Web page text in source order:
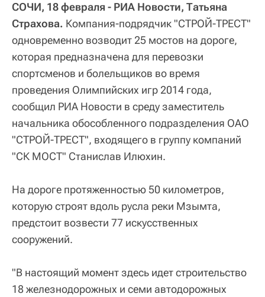
СОЧИ, 18 февраля - РИА Новости, Татьяна
Страхова. Компания-подрядчик "СТРОЙ-ТРЕСТ"
одновременно возводит 25 мостов на дороге,
которая предназначена для перевозки
спортсменов и болельщиков во время
проведения Олимпийских игр 2014 года,
сообщил РИА Новости в среду заместитель
начальника обособленного подразделения ОАО
"СТРОЙ-ТРЕСТ", входящего в группу компаний
"СК МОСТ" Станислав Илюхин.
На дороге протяженностью 50 километров,
которую строят вдоль русла реки Мзымта,
предстоит возвести 77 искусственных
сооружений.
"В настоящий момент здесь идет строительство
18 железнодорожных и семи автодорожных